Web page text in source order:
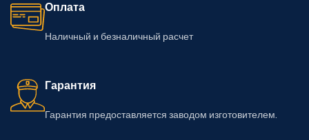
Оплата
Наличный и безналичный расчет
Гарантия
Гарантия предоставляется заводом изготовителем.